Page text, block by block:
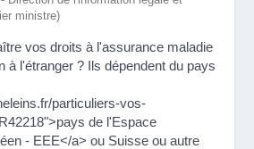
ministre)
vos droits à l'assurance maladie
à l'étranger ? Ils dépendent du pays
particuliers-vos-
de l'Espace
- EEE</a> ou Suisse ou autre